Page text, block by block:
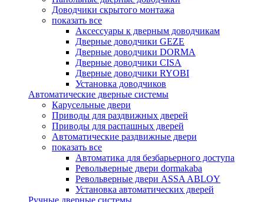
Доводчики скрытого монтажа
показать все
Аксессуары к дверным доводчикам
Дверные доводчики GEZE
Дверные доводчики DORMA
Дверные доводчики CISA
Дверные доводчики RYOBI
Установка доводчиков
Автоматические дверные системы
Карусельные двери
Приводы для раздвижных дверей
Приводы для распашных дверей
Автоматические раздвижные двери
показать все
Автоматика для безбарьерного доступа
Револьверные двери dormakaba
Револьверные двери ASSA ABLOY
Установка автоматических дверей
Ручные дверные системы